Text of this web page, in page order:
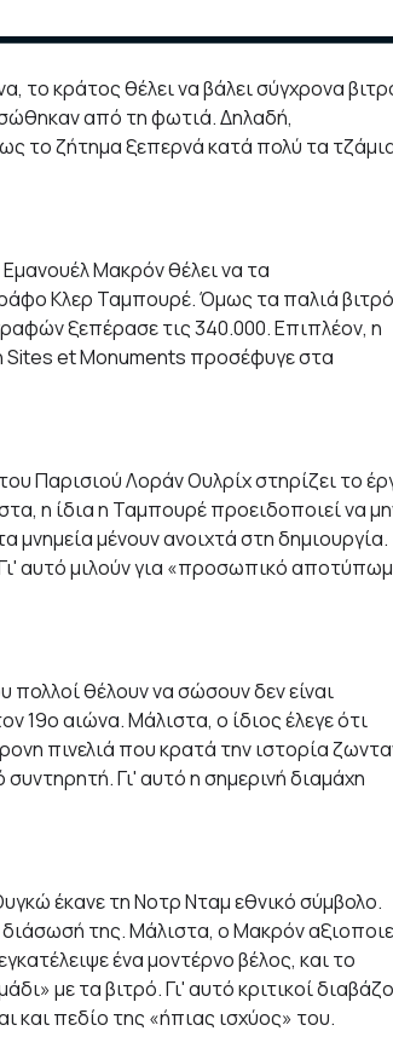
το κράτος θέλει να βάλει σύγχρονα
από τη φωτιά. Δηλαδή,
το ζήτημα ξεπερνά κατά πολύ τα
Μακρόν θέλει να τα
Κλερ Ταμπουρέ. Όμως τα παλιά βιτρό
ξεπέρασε τις 340.000. Επιπλέον, η
Sites et Monuments προσέφυγε στα
Παρισιού Λοράν Ουλρίχ στηρίζει το
η ίδια η Ταμπουρέ προειδοποιεί να
μνημεία μένουν ανοιχτά στη δημιουργία.
αυτό μιλούν για «προσωπικό
θέλουν να σώσουν δεν είναι
19ο αιώνα. Μάλιστα, ο ίδιος έλεγε ότι
πινελιά που κρατά την ιστορία
Γι' αυτό η σημερινή διαμάχη
έκανε τη Νοτρ Νταμ εθνικό σύμβολο.
διάσωσή της. Μάλιστα, ο Μακρόν
ένα μοντέρνο βέλος, και το
με τα βιτρό. Γι' αυτό κριτικοί
και πεδίο της «ήπιας ισχύος» του.